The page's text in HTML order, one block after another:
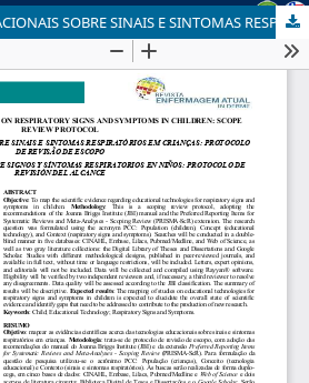
TECNOLOGIAS EDUCACIONAIS SOBRE SINAIS E SINTOMAS RESPIRATÓRIOS EM CRIANÇAS: PROTOCOLO DE REVISÃO DE ESCOPO